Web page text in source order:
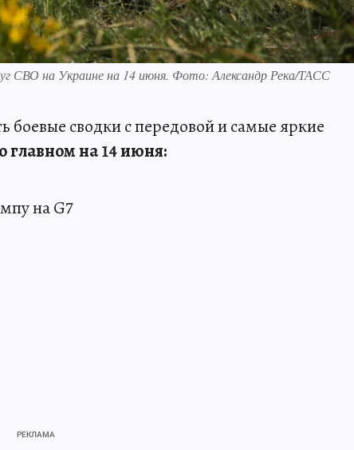
СВО на Украине на 14 июня. Фото: Александр Река/ТАСС
сводки с передовой и самые яркие
главном на 14 июня:
на G7